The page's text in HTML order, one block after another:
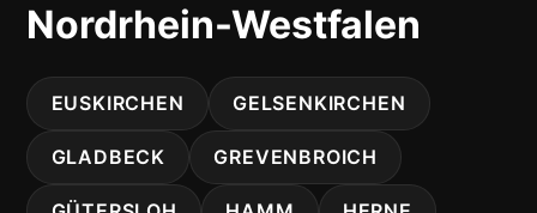
Nordrhein-Westfalen
EUSKIRCHEN GELSENKIRCHEN
GLADBECK GREVENBROICH